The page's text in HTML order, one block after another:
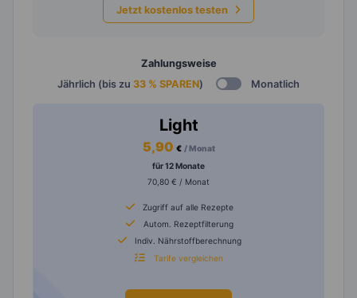
Jetzt kostenlos testen
Zahlungsweise
Jährlich (bis zu 33 % SPAREN) Monatlich
Light
5,90 € / Monat
für 12 Monate
70,80 € / Monat
Zugriff auf alle Rezepte
Autom. Rezeptfilterung
Indiv. Nährstoffberechnung
Tarife vergleichen